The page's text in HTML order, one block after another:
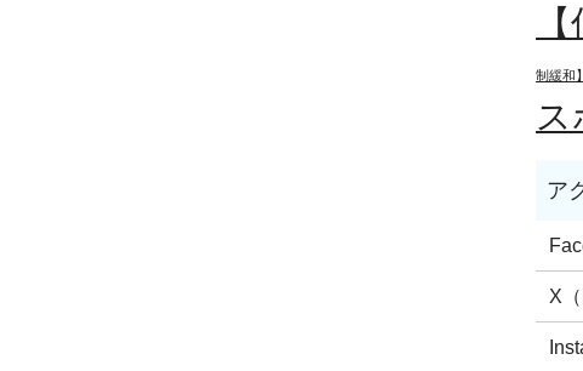
制緩和】
ス
X